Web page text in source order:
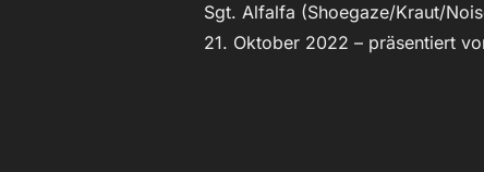
Sgt. Alfalfa (Shoegaze/Kraut/
21. Oktober 2022 – präsentiert